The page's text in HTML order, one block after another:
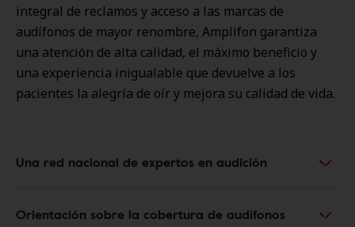
integral de reclamos y acceso a las marcas de
audífonos de mayor renombre, Amplifon garantiza
una atención de alta calidad, el máximo beneficio y
una experiencia inigualable que devuelve a los
pacientes la alegría de oír y mejora su calidad de vida.
Una red nacional de expertos en audición
Orientación sobre la cobertura de audífonos